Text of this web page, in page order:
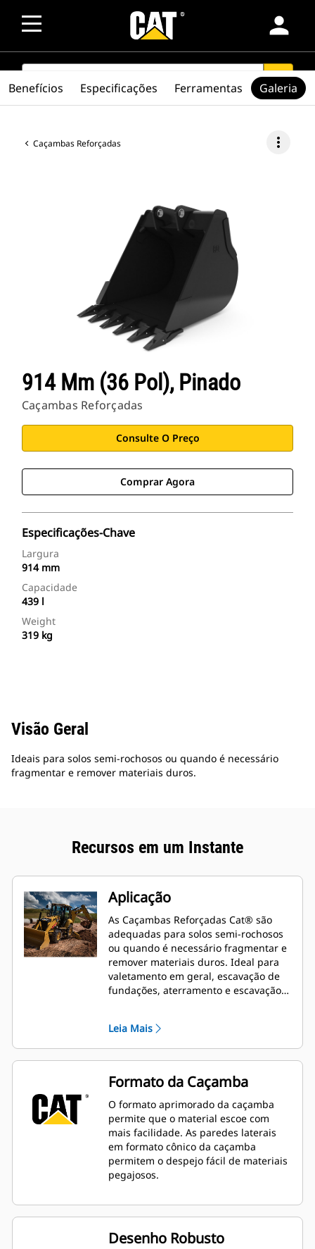
person
SEARCH search
Caçambas Reforçadas more_vert
914 Mm (36 Pol), Pinado
Caçambas Reforçadas
Consulte O Preço
Comprar Agora
Especificações-Chave
Largura
914 mm
Capacidade
439 l
Weight
319 kg
Benefícios Especificações Ferramentas Galeria
Visão Geral
Ideais para solos semi-rochosos ou quando é necessário
fragmentar e remover materiais duros.
Recursos em um Instante
Aplicação
As Caçambas Reforçadas Cat® são
adequadas para solos semi-rochosos
ou quando é necessário fragmentar e
remover materiais duros. Ideal para
valetamento em geral, escavação de
fundações, aterramento e escavação
Leia Mais
Formato da Caçamba
O formato aprimorado da caçamba
permite que o material escoe com
mais facilidade. As paredes laterais
em formato cônico da caçamba
permitem o despejo fácil de materiais
pegajosos.
Desenho Robusto